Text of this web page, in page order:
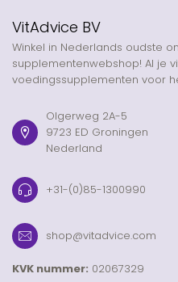
VitAdvice BV
Winkel in Nederlands oudste
supplementenwebshop! Al je
voedingssupplementen voor
Olgerweg 2A-5
9723 ED Groningen
Nederland
+31-(0)85-1300990
shop@vitadvice.com
KVK nummer: 02067329